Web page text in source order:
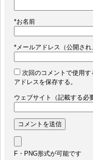
*お名前
* メールアドレス（公開され
次回のコメントで使用
アドレスを保存する。
ウェブサイト（記載する必
F・PNG形式が可能です